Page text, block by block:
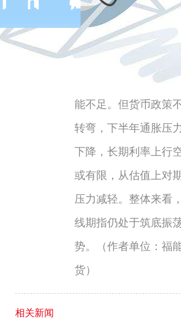
综合来看，宏观经济政
边际收紧，经济扩张动
减弱，企业盈利保持高
长持续存疑，期指上行
能不足。但货币政策
转弯，下半年通胀压
下降，长期利率上行
或有限，从估值上对
压力减轻。整体来看
线期指仍处于筑底振
势。
（作者单位：福
货）
相关新闻